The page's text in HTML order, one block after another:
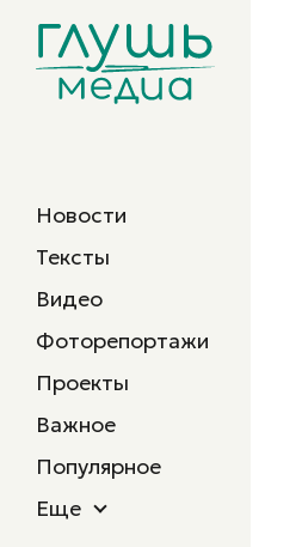
Новости
Тексты
Видео
Фоторепортажи
Проекты
Важное
Популярное
Еще